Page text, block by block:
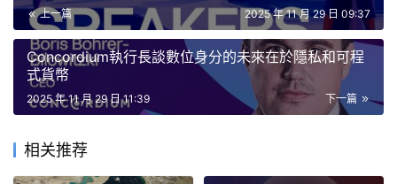
協議和數十種區塊鏈。它能自動偵測內部轉賬，識別缺失的
成本基礎，並標記出通常需要數小時才能修復的異常情況。
Koinly 從錢包、交易所和瀏覽器提取數據，然後利用人工智
慧技術匹配跨鏈轉賬，區分收入和資本收益，並識別重複條
而無需用戶輸入。
上一篇 2025 年 11 月 29 日 09:37
Concordium執行長談數位身分的未來在於隱私和可程
式貨幣
下一篇
2025 年 11 月 29 日 11:39
相关推荐